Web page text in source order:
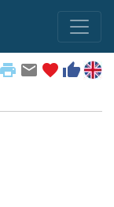
print email favorite thumb_up